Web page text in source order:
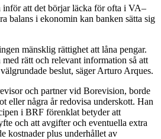
inför att det börjar läcka för ofta i VA–
balans i ekonomin kan banken sätta sig
mänsklig rättighet att låna pengar.
rätt och relevant information så att
beslut, säger Arturo Arques.
och partner vid Borevision, borde
eller några år redovisa underskott. Han
i BRF förenklat betyder att
och att avgifter och eventuella extra
kostnader plus underhållet av